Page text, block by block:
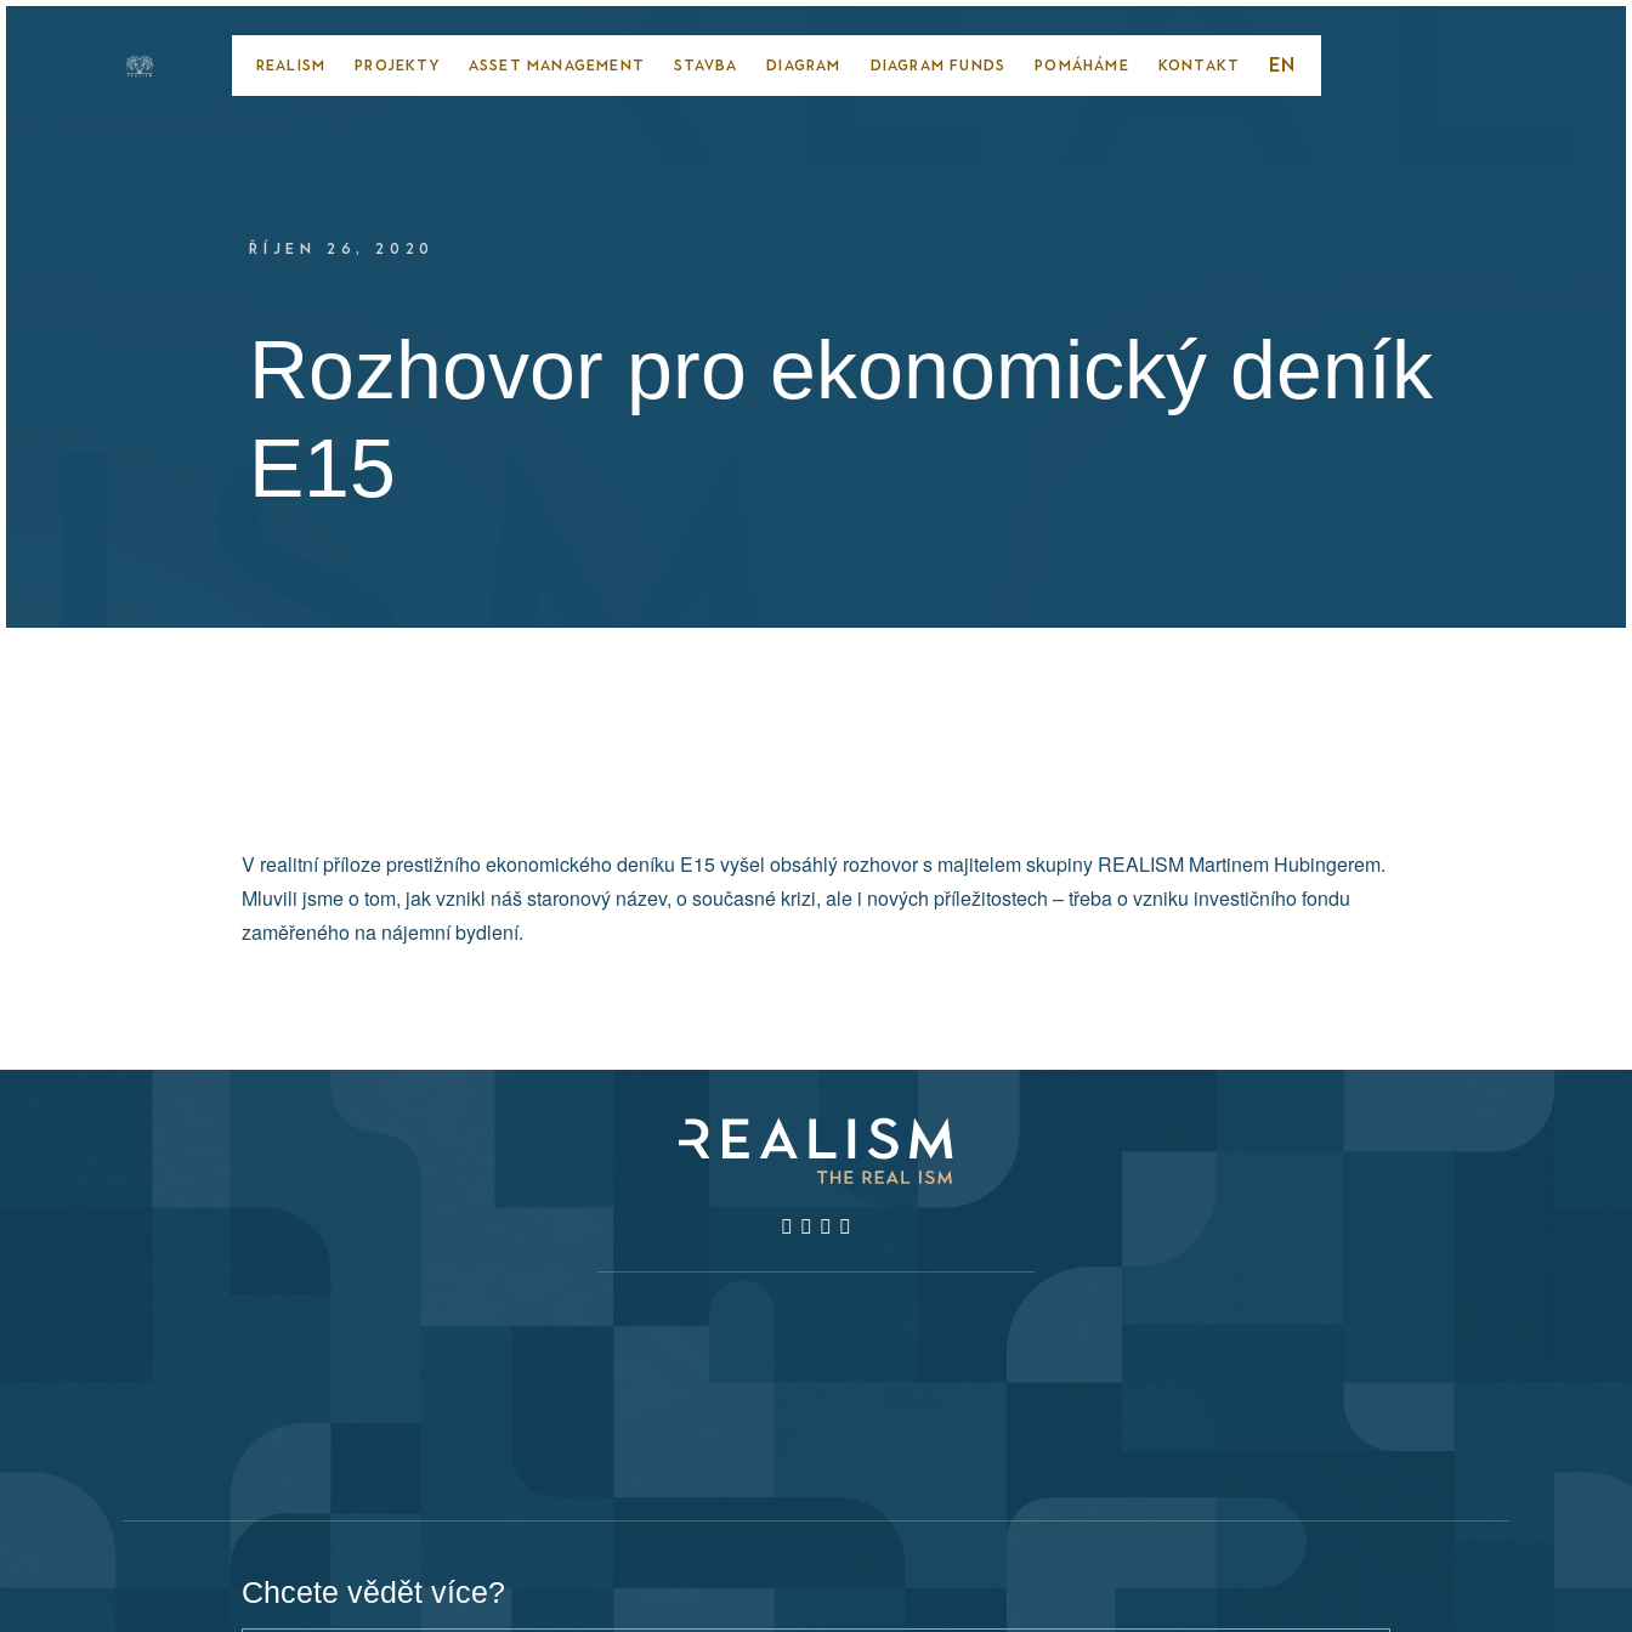
REALISM PROJEKTY ASSET MANAGEMENT STAVBA DIAGRAM DIAGRAM FUNDS POMÁHÁME KONTAKT CS
EN
ŘÍJEN 26, 2020
Rozhovor pro ekonomický deník
E15
V realitní příloze prestižního ekonomického deníku E15 vyšel obsáhlý rozhovor s majitelem skupiny REALISM Martinem Hubingerem.
Mluvili jsme o tom, jak vznikl náš staronový název, o současné krizi, ale i nových příležitostech – třeba o vzniku investičního fondu
zaměřeného na nájemní bydlení.
Chcete vědět více?